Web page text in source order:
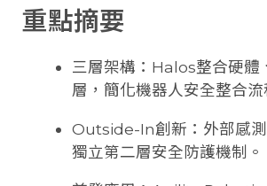
重點摘要
三層架構：Halos整合硬體
層，簡化機器人安全整合流
Outside-In創新：外部感
獨立第二層安全防護機制。